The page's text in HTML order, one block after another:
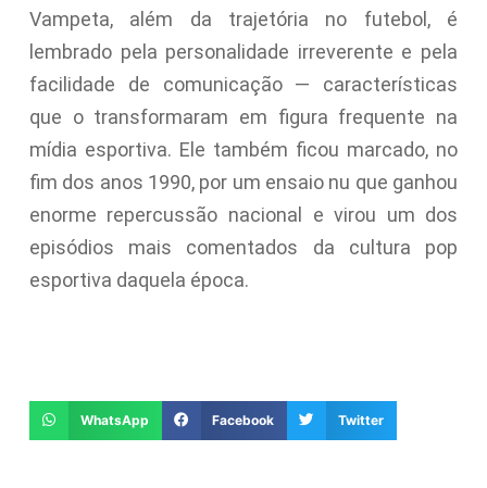
Vampeta, além da trajetória no futebol, é
lembrado pela personalidade irreverente e pela
facilidade de comunicação — características
que o transformaram em figura frequente na
mídia esportiva. Ele também ficou marcado, no
fim dos anos 1990, por um ensaio nu que ganhou
enorme repercussão nacional e virou um dos
episódios mais comentados da cultura pop
esportiva daquela época.
WhatsApp Facebook Twitter